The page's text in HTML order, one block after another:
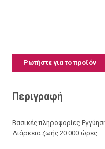
Ρωτήστε για το προϊόν
Περιγραφή
Βασικές πληροφορίες
Διάρκεια ζωής 20 000 ώρες